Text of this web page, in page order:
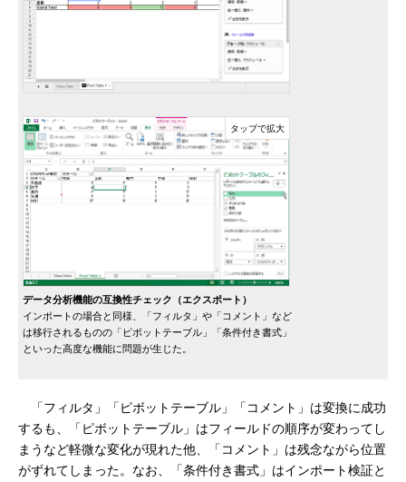
データ分析機能の互換性チェック（エクスポート）
インポートの場合と同様、「フィルタ」や「コメント」など
は移行されるものの「ピボットテーブル」「条件付き書式」
といった高度な機能に問題が生じた。
「フィルタ」「ピボットテーブル」「コメント」は変換に成功
するも、「ピボットテーブル」はフィールドの順序が変わってし
まうなど軽微な変化が現れた他、「コメント」は残念ながら位置
がずれてしまった。なお、「条件付き書式」はインポート検証と